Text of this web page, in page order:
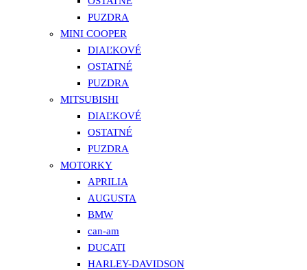
PUZDRA
MINI COOPER
DIAĽKOVÉ
OSTATNÉ
PUZDRA
MITSUBISHI
DIAĽKOVÉ
OSTATNÉ
PUZDRA
MOTORKY
APRILIA
AUGUSTA
BMW
can-am
DUCATI
HARLEY-DAVIDSON